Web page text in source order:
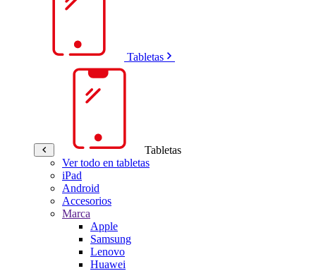
Tabletas
Tabletas
Ver todo en tabletas
iPad
Android
Accesorios
Marca
Apple
Samsung
Lenovo
Huawei